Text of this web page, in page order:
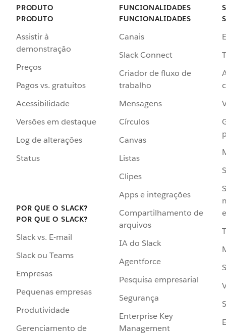
PRODUTO
PRODUTO
Assistir à
demonstração
Preços
Pagos vs. gratuitos
Acessibilidade
Versões em destaque
Log de alterações
Status
POR QUE O SLACK?
POR QUE O SLACK?
Slack vs. E-mail
Slack ou Teams
Empresas
Pequenas empresas
Produtividade
Gerenciamento de
FUNCIONALIDADES
FUNCIONALIDADES
Canais
Slack Connect
Criador de fluxo de
trabalho
Mensagens
Círculos
Canvas
Listas
Clipes
Apps e integrações
Compartilhamento de
arquivos
IA do Slack
Agentforce
Pesquisa empresarial
Segurança
Enterprise Key
Management